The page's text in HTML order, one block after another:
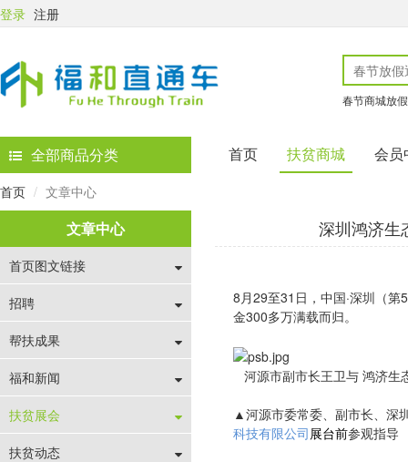
登录 注册
春节商城放
全部商品分类 首页 扶贫商城 会员
首页 文章中心
文章中心
首页图文链接
招聘
帮扶成果
福和新闻
扶贫展会
扶贫动态
深圳鸿济生
8月29至31日，中国·深圳（
金300多万满载而归。
河源市副市长王卫与 鸿济生
▲河源市委常委、副市长、深
科技有限公司 展台前参观指导